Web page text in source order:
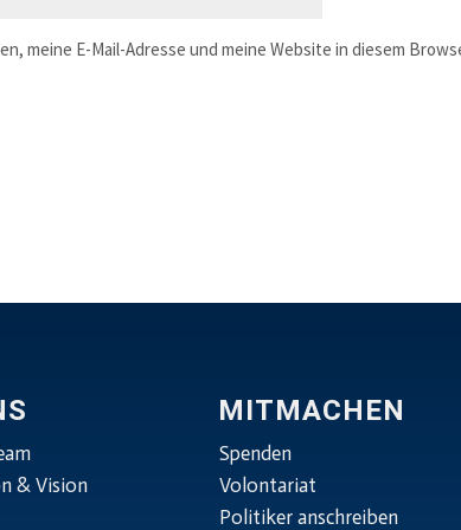
meine E-Mail-Adresse und meine Website in diesem
& Vision
MITMACHEN
Spenden
Volontariat
Politiker anschreiben